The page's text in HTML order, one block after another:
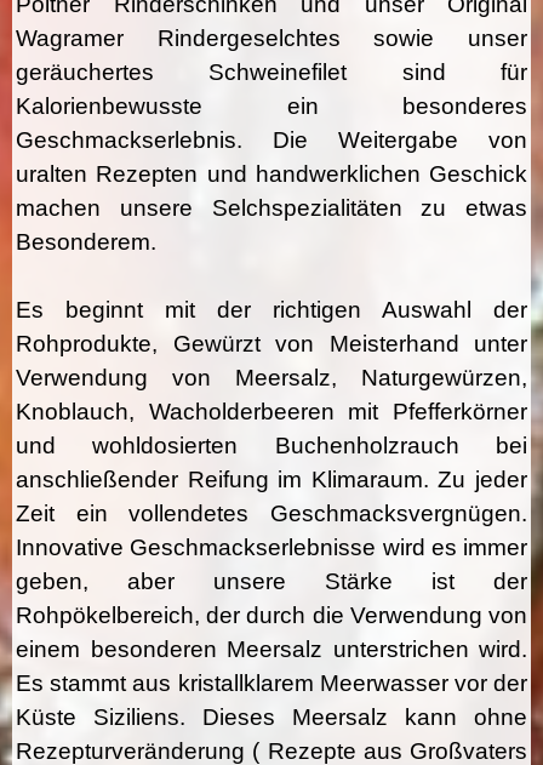
Wagramer Rindergeselchtes sowie unser
geräuchertes Schweinefilet sind für
Kalorienbewusste ein besonderes
Geschmackserlebnis. Die Weitergabe von
uralten Rezepten und handwerklichen Geschick
machen unsere Selchspezialitäten zu etwas
Besonderem.
Es beginnt mit der richtigen Auswahl der
Rohprodukte, Gewürzt von Meisterhand unter
Verwendung von Meersalz, Naturgewürzen,
Knoblauch, Wacholderbeeren mit Pfefferkörner
und wohldosierten Buchenholzrauch bei
anschließender Reifung im Klimaraum. Zu jeder
Zeit ein vollendetes Geschmacksvergnügen.
Innovative Geschmackserlebnisse wird es immer
geben, aber unsere Stärke ist der
Rohpökelbereich, der durch die Verwendung von
einem besonderen Meersalz unterstrichen wird.
Es stammt aus kristallklarem Meerwasser vor der
Küste Siziliens. Dieses Meersalz kann ohne
Rezepturveränderung ( Rezepte aus Großvaters